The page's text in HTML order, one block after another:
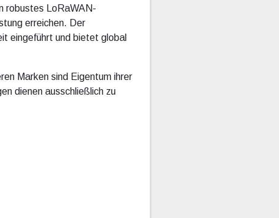
robustes LoRaWAN-
erreichen. Der
eingeführt und bietet global
Marken sind Eigentum ihrer
dienen ausschließlich zu